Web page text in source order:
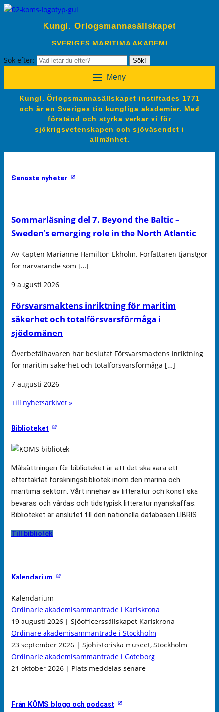
Kungl. Örlogsmannasällskapet
SVERIGES MARITIMA AKADEMI
Sök efter: Sök!
Meny
Kungl. Örlogsmannasällskapet instiftades 1771
och är en Sveriges tio kungliga akademier. Med
förstånd och styrka verkar vi för
sjökrigsvetenskapen och sjöväsendet i
allmänhet.
Senaste nyheter
Sommarläsning del 7. Beyond the Baltic –
Sweden’s emerging role in the North Atlantic
Av Kapten Marianne Hamilton Ekholm. Författaren tjänstgör
för närvarande som […]
9 augusti 2026
Försvarsmaktens inriktning för maritim
säkerhet och totalförsvarsförmåga i
sjödomänen
Överbefälhavaren har beslutat Försvarsmaktens inriktning
för maritim säkerhet och totalförsvarsförmåga […]
7 augusti 2026
Till nyhetsarkivet »
Biblioteket
Målsättningen för biblioteket är att det ska vara ett
eftertaktat forskningsbibliotek inom den marina och
maritima sektorn. Vårt innehav av litteratur och konst ska
bevaras och vårdas och tidstypisk litteratur nyanskaffas.
Biblioteket är anslutet till den nationella databasen LIBRIS.
Till bibliotek
Kalendarium
Kalendarium
Ordinarie akademisammanträde i Karlskrona
19 augusti 2026 | Sjöofficerssällskapet Karlskrona
Ordinare akademisammanträde i Stockholm
23 september 2026 | Sjöhistoriska museet, Stockholm
Ordinarie akademisammanträde i Göteborg
21 oktober 2026 | Plats meddelas senare
Från KÖMS blogg och podcast